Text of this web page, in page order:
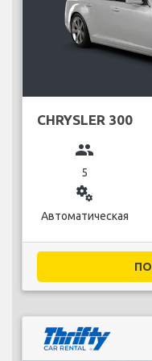
CHRYSLER 300
group
5
miscellaneous_services
Автоматическая